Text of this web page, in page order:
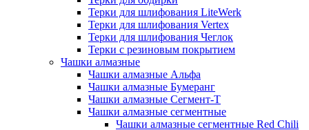
Терки для шлифования LiteWerk
Терки для шлифования Vertex
Терки для шлифования Чеглок
Терки с резиновым покрытием
Чашки алмазные
Чашки алмазные Альфа
Чашки алмазные Бумеранг
Чашки алмазные Сегмент-Т
Чашки алмазные сегментные
Чашки алмазные сегментные Red Chili